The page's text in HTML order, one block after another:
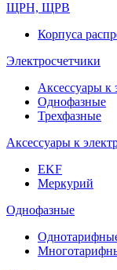
ЩРН, ЩРВ
Корпуса
Электросчетчики
Аксессуары к
Однофазные
Трехфазные
Аксессуары к
EKF
Меркурий
Однофазные